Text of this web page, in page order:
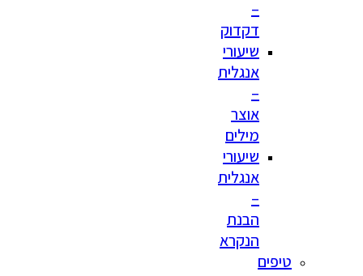
–
דקדוק
שיעורי
אנגלית
–
אוצר
מילים
שיעורי
אנגלית
–
הבנת
הנקרא
טיפים